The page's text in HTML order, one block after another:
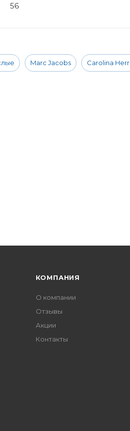
56
Marc Jacobs Carolina
КОМПАНИЯ
О компании
Отзывы
Акции
Контакты